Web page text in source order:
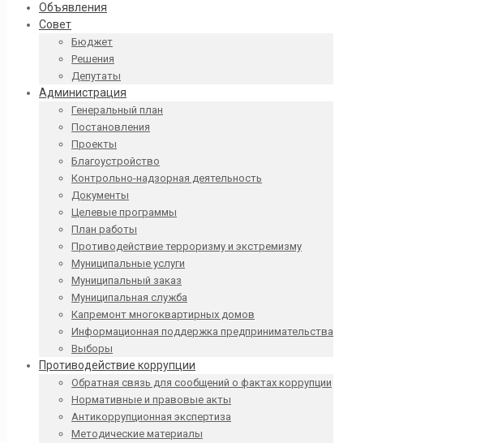
Объявления
Совет
Бюджет
Решения
Депутаты
Администрация
Генеральный план
Постановления
Проекты
Благоустройство
Контрольно-надзорная деятельность
Документы
Целевые программы
План работы
Противодействие терроризму и экстремизму
Муниципальные услуги
Муниципальный заказ
Муниципальная служба
Капремонт многоквартирных домов
Информационная поддержка предпринимательства
Выборы
Противодействие коррупции
Обратная связь для сообщений о фактах коррупции
Нормативные и правовые акты
Антикоррупционная экспертиза
Методические материалы